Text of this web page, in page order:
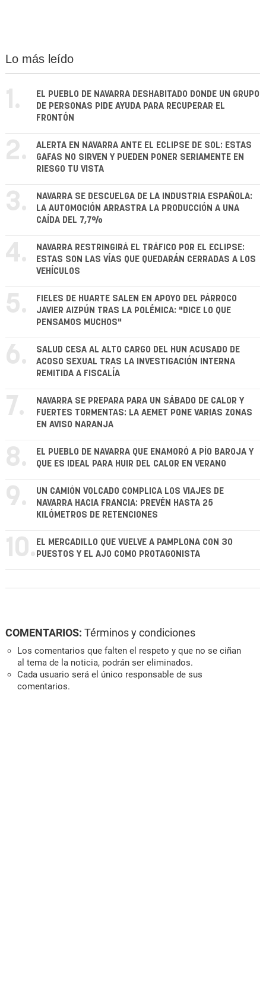
Lo más leído
1.
EL PUEBLO DE NAVARRA DESHABITADO DONDE UN GRUPO
DE PERSONAS PIDE AYUDA PARA RECUPERAR EL
FRONTÓN
2.
ALERTA EN NAVARRA ANTE EL ECLIPSE DE SOL: ESTAS
GAFAS NO SIRVEN Y PUEDEN PONER SERIAMENTE EN
RIESGO TU VISTA
3.
NAVARRA SE DESCUELGA DE LA INDUSTRIA ESPAÑOLA:
LA AUTOMOCIÓN ARRASTRA LA PRODUCCIÓN A UNA
CAÍDA DEL 7,7%
4.
NAVARRA RESTRINGIRÁ EL TRÁFICO POR EL ECLIPSE:
ESTAS SON LAS VÍAS QUE QUEDARÁN CERRADAS A LOS
VEHÍCULOS
5.
FIELES DE HUARTE SALEN EN APOYO DEL PÁRROCO
JAVIER AIZPÚN TRAS LA POLÉMICA: "DICE LO QUE
PENSAMOS MUCHOS"
6.
SALUD CESA AL ALTO CARGO DEL HUN ACUSADO DE
ACOSO SEXUAL TRAS LA INVESTIGACIÓN INTERNA
REMITIDA A FISCALÍA
7.
NAVARRA SE PREPARA PARA UN SÁBADO DE CALOR Y
FUERTES TORMENTAS: LA AEMET PONE VARIAS ZONAS
EN AVISO NARANJA
8.
EL PUEBLO DE NAVARRA QUE ENAMORÓ A PÍO BAROJA Y
QUE ES IDEAL PARA HUIR DEL CALOR EN VERANO
9.
UN CAMIÓN VOLCADO COMPLICA LOS VIAJES DE
NAVARRA HACIA FRANCIA: PREVÉN HASTA 25
KILÓMETROS DE RETENCIONES
10. EL MERCADILLO QUE VUELVE A PAMPLONA CON 30
PUESTOS Y EL AJO COMO PROTAGONISTA
COMENTARIOS: Términos y condiciones
Los comentarios que falten el respeto y que no se ciñan
al tema de la noticia, podrán ser eliminados.
Cada usuario será el único responsable de sus
comentarios.